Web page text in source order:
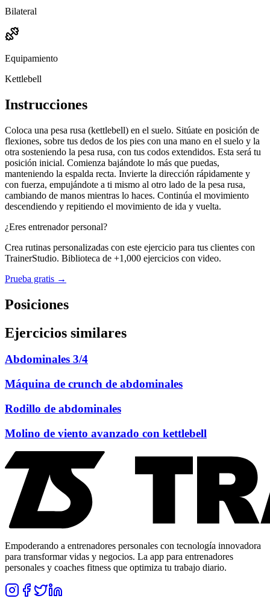
Bilateral
Equipamiento
Kettlebell
Instrucciones
Coloca una pesa rusa (kettlebell) en el suelo. Sitúate en posición de
flexiones, sobre tus dedos de los pies con una mano en el suelo y la
otra sosteniendo la pesa rusa, con tus codos extendidos. Esta será tu
posición inicial. Comienza bajándote lo más que puedas,
manteniendo la espalda recta. Invierte la dirección rápidamente y
con fuerza, empujándote a ti mismo al otro lado de la pesa rusa,
cambiando de manos mientras lo haces. Continúa el movimiento
descendiendo y repitiendo el movimiento de ida y vuelta.
¿Eres entrenador personal?
Crea rutinas personalizadas con este ejercicio para tus clientes con
TrainerStudio. Biblioteca de +1,000 ejercicios con video.
Prueba gratis →
Posiciones
Ejercicios similares
Abdominales 3/4
Máquina de crunch de abdominales
Rodillo de abdominales
Molino de viento avanzado con kettlebell
Empoderando a entrenadores personales con tecnología innovadora
para transformar vidas y negocios. La app para entrenadores
personales y coaches fitness que optimiza tu trabajo diario.